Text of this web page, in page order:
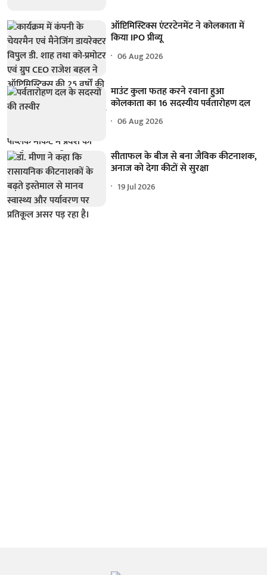
ऑप्टिमिस्टिक्स एंटरटेनमेंट ने कोलकाता में
किया IPO प्रीव्यू
06 Aug 2026
माउंट कुला फतह करने रवाना हुआ
कोलकाता का 16 सदस्यीय पर्वतारोहण दल
06 Aug 2026
सीताफल के बीज से बना जैविक कीटनाशक,
अनाज को देगा कीटों से सुरक्षा
19 Jul 2026